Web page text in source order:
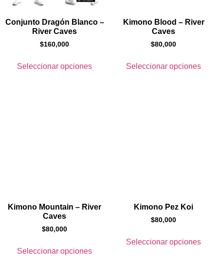
Conjunto Dragón Blanco –
River Caves
$160,000
Seleccionar opciones
Kimono Blood – River
Caves
$80,000
Seleccionar opciones
Kimono Mountain – River
Caves
$80,000
Seleccionar opciones
Kimono Pez Koi
$80,000
Seleccionar opciones